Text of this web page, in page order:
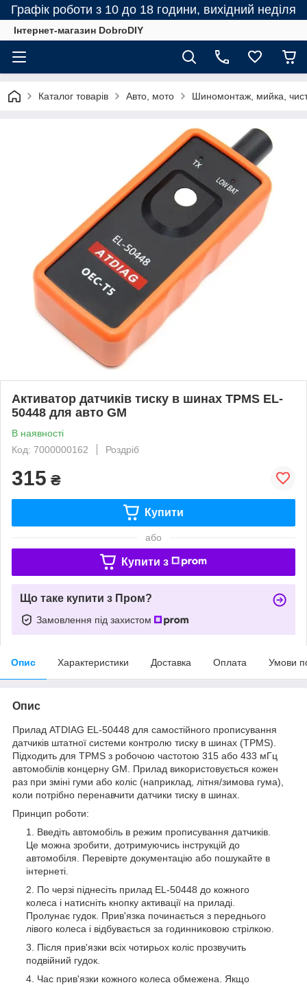
Графік роботи з 10 до 18 години, вихідний неділя
Інтернет-магазин DobroDIY
Каталог товарів Авто, мото Шиномонтаж, мийка,
Активатор датчиків тиску в шинах TPMS EL-
50448 для авто GM
В наявності
Код: 7000000162
Роздріб
315 ₴
Купити
або
Купити з
Що таке купити з Пром?
Замовлення під захистом
Опис Характеристики Доставка Оплата Умови
Опис
Прилад ATDIAG EL-50448 для самостійного прописування
датчиків штатної системи контролю тиску в шинах (TPMS).
Підходить для TPMS з робочою частотою 315 або 433 мГц
автомобілів концерну GM. Прилад використовується кожен
раз при зміні гуми або коліс (наприклад, літня/зимова гума),
коли потрібно перенавчити датчики тиску в шинах.
Принцип роботи:
Введіть автомобіль в режим прописування датчиків.
Це можна зробити, дотримуючись інструкцій до
автомобіля. Перевірте документацію або пошукайте в
інтернеті.
По черзі піднесіть прилад EL-50448 до кожного
колеса і натисніть кнопку активації на приладі.
Пролунає гудок. Прив'язка починається з переднього
лівого колеса і відбувається за годинниковою стрілкою.
Після прив'язки всіх чотирьох коліс прозвучить
подвійний гудок.
Час прив'язки кожного колеса обмежена. Якщо